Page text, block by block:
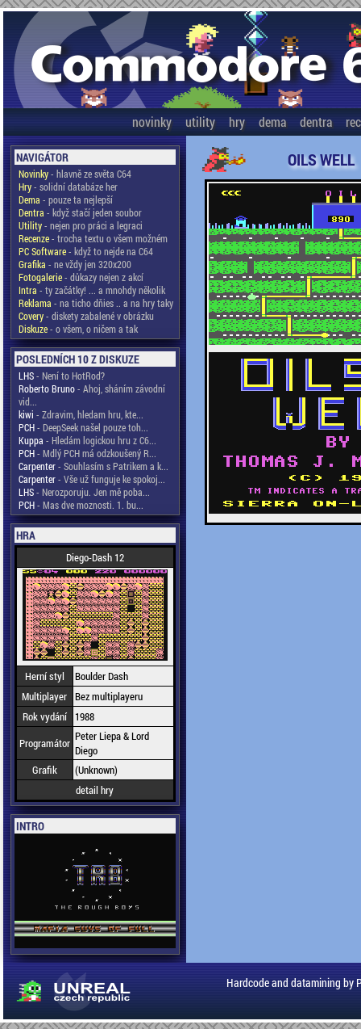
novinky utility hry dema dentra
NAVIGÁTOR
Novinky- hlavně ze světa C64
Hry- solidní databáze her
Dema - pouze ta nejlepší
Dentra - když stačí jeden soubor
Utility- nejen pro práci a legraci
Recenze- trocha textu o všem možném
PC Software- když to nejde na C64
Grafika - ne vždy jen 320x200
Fotogalerie- důkazy nejen z akcí
Intra - ty začátky! ... a mnohdy několik
Reklama - na ticho dňies .. a na hry taky
Covery- diskety zabalené v obrázku
Diskuze- o všem, o ničem a tak
POSLEDNÍCH 10 Z DISKUZE
LHS- Není to HotRod?
Roberto Bruno- Ahoj, sháním závodní
vid...
kiwi - Zdravim, hledam hru, kte...
PCH- DeepSeek našel pouze toh...
Kuppa - Hledám logickou hru z C6...
PCH- Mdlý PCH má odzkoušený R...
Carpenter- Souhlasím s Patrikem a k...
Carpenter- Vše už funguje ke spokoj...
LHS- Nerozporuju. Jen mě poba...
PCH- Mas dve moznosti. 1. bu...
HRA
Diego-Dash 12
Herní styl
Boulder Dash
Multiplayer Bez multiplayeru
Rok vydání
1988
Programátor Peter Liepa & Lord
Diego
Grafik
(Unknown)
detail hry
INTRO
OILS WELL
Hardcode and datamining by